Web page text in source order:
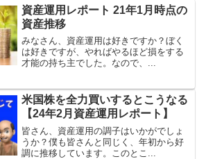
資産運用レポート 21年1月時点の
資産推移
みなさん、資産運用は好きですか？ぼく
は好きですが、やればやるほど損をする
才能の持ち主でした。なので、...
米国株を全力買いするとこうなる
【24年2月資産運用レポート】
皆さん、資産運用の調子はいかがでしょ
うか？僕も皆さんと同じく、年初から好
調に推移しています。このとこ...